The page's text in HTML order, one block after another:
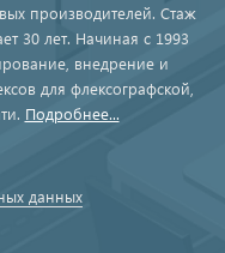
производителей. Стаж
30 лет. Начиная с 1993
внедрение и
для флексографской,
Подробнее...
данных